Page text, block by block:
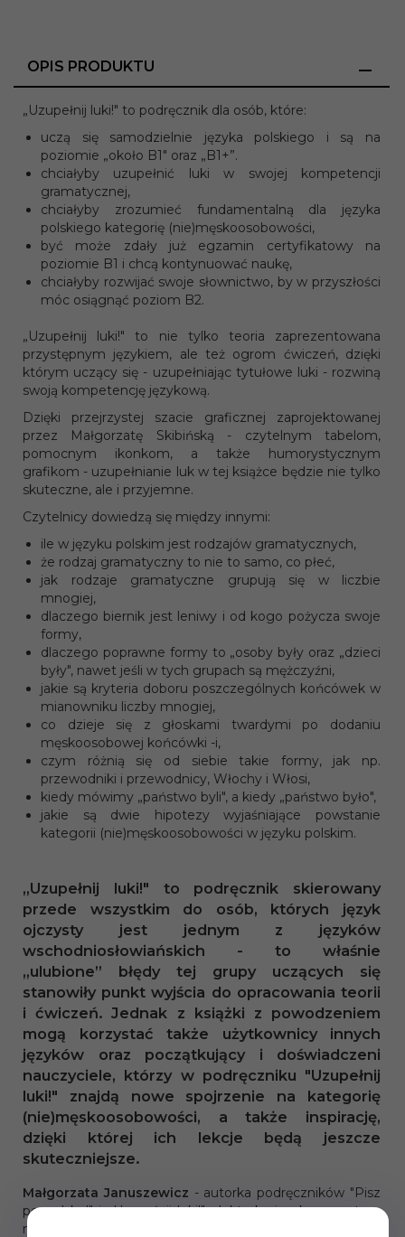
OPIS PRODUKTU
„Uzupełnij luki!" to podręcznik dla osób, które:
uczą się samodzielnie języka polskiego i są na
poziomie „około B1" oraz „B1+”.
chciałyby uzupełnić luki w swojej kompetencji
gramatycznej,
chciałyby zrozumieć fundamentalną dla języka
polskiego kategorię (nie)męskoosobowości,
być może zdały już egzamin certyfikatowy na
poziomie B1 i chcą kontynuować naukę,
chciałyby rozwijać swoje słownictwo, by w przyszłości
móc osiągnąć poziom B2.
„Uzupełnij luki!" to nie tylko teoria zaprezentowana
przystępnym językiem, ale też ogrom ćwiczeń, dzięki
którym uczący się - uzupełniając tytułowe luki - rozwiną
swoją kompetencję językową.
Dzięki przejrzystej szacie graficznej zaprojektowanej
przez Małgorzatę Skibińską - czytelnym tabelom,
pomocnym ikonkom, a także humorystycznym
grafikom - uzupełnianie luk w tej książce będzie nie tylko
skuteczne, ale i przyjemne.
Czytelnicy dowiedzą się między innymi:
ile w języku polskim jest rodzajów gramatycznych,
że rodzaj gramatyczny to nie to samo, co płeć,
jak rodzaje gramatyczne grupują się w liczbie
mnogiej,
dlaczego biernik jest leniwy i od kogo pożycza swoje
formy,
dlaczego poprawne formy to „osoby były oraz „dzieci
były", nawet jeśli w tych grupach są mężczyźni,
jakie są kryteria doboru poszczególnych końcówek w
mianowniku liczby mnogiej,
co dzieje się z głoskami twardymi po dodaniu
męskoosobowej końcówki -i,
czym różnią się od siebie takie formy, jak np.
przewodniki i przewodnicy, Włochy i Włosi,
kiedy mówimy „państwo byli", a kiedy „państwo było",
jakie są dwie hipotezy wyjaśniające powstanie
kategorii (nie)męskoosobowości w języku polskim.
„Uzupełnij luki!" to podręcznik skierowany
przede wszystkim do osób, których język
ojczysty jest jednym z języków
wschodniosłowiańskich - to właśnie
„ulubione” błędy tej grupy uczących się
stanowiły punkt wyjścia do opracowania teorii
i ćwiczeń. Jednak z książki z powodzeniem
mogą korzystać także użytkownicy innych
języków oraz początkujący i doświadczeni
nauczyciele, którzy w podręczniku "Uzupełnij
luki!" znajdą nowe spojrzenie na kategorię
(nie)męskoosobowości, a także inspirację,
dzięki której ich lekcje będą jeszcze
skuteczniejsze.
Małgorzata Januszewicz - autorka podręczników "Pisz
po polsku!" i „Uzupełnij luki!", doktorka językoznawstwa,
nauczycielka języka polskiego jako obcego z